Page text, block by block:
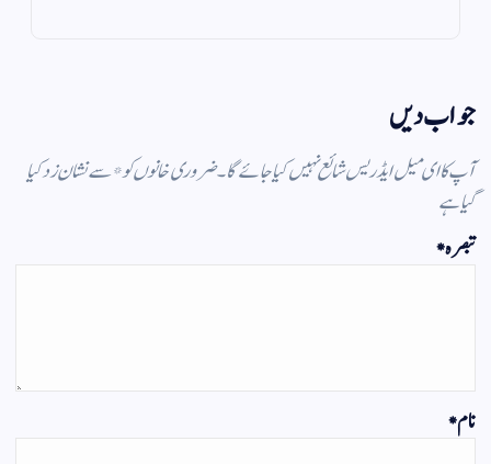
جواب دیں
آپ کا ای میل ایڈریس شائع نہیں کیا جائے گا۔ضروری خانوں کو*سے نشان زد کیا
گیا ہے
تبصرہ*
نام*